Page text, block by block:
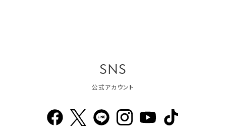
SNS
公式アカウント